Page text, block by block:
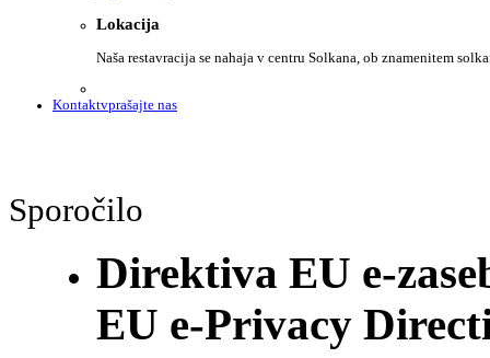
Lokacija
Naša restavracija se nahaja v centru Solkana, ob znamenitem
Kontaktvprašajte nas
Sporočilo
Direktiva EU e-
EU e-Privacy